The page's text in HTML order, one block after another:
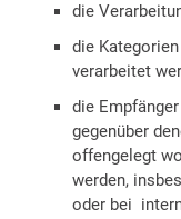
die
die
verarbeitet
die
gegenüber
offengelegt
werden,
oder bei